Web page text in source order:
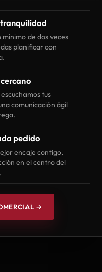
de dos veces
planificar con
tus
comunicación ágil
pedido
encaje contigo,
en el centro del
→